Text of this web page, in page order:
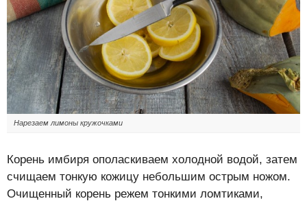
Нарезаем лимоны кружочками
Корень имбиря ополаскиваем холодной водой, затем
счищаем тонкую кожицу небольшим острым ножом.
Очищенный корень режем тонкими ломтиками,